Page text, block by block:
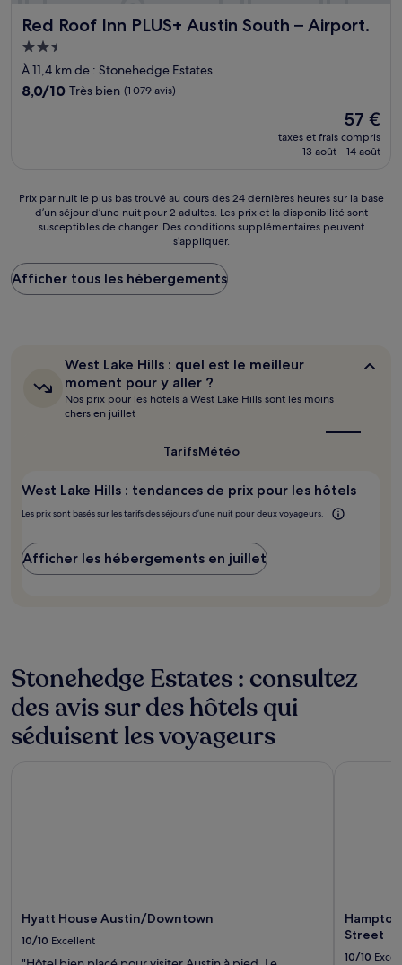
Red Roof Inn PLUS+ Austin South – Airport.
Red Roof Inn PLUS+ Austin South – Airport.
Hébergement
2.5 étoiles
À 11,4 km de : Stonehedge Estates
8.0
8,0/10 Très bien (1 079 avis)
Le
nouveau
prix
57 €
57 €
taxes et frais compris
13 août - 14 août
Prix
plus
bas
trouvé
24 dernières
nuit
2 adultes.
prix
changer.
Des
conditions
supplémentaires
peuvent
s’appliquer.
Prix par nuit le plus bas trouvé au cours des 24 dernières heures sur la base
d’un séjour d’une nuit pour 2 adultes. Les prix et la disponibilité sont
susceptibles de changer. Des conditions supplémentaires peuvent
s’appliquer.
Afficher tous les hébergements
West
Hills :
quel
est
y
West Lake Hills : quel est le meilleur
moment pour y aller ?
Nos prix pour les hôtels à West Lake Hills sont les moins
chers en juillet
TarifsMétéo
West Lake Hills : tendances de prix pour les hôtels
Les prix sont basés sur les tarifs des séjours d’une nuit pour deux voyageurs.
Afficher les hébergements en juillet
Stonehedge Estates : consultez
des avis sur des hôtels qui
séduisent les voyageurs
Hyatt House Austin/Downtown
10/10 Excellent
Street
10/10